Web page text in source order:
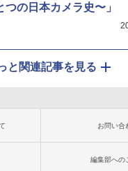
つの日本カメラ史〜」
と関連記事を見る
お問い合
編集部への